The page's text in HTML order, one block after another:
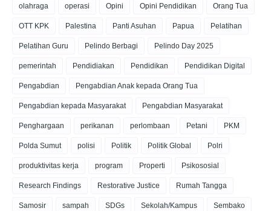
olahraga operasi Opini Opini Pendidikan Orang Tua
OTT KPK Palestina Panti Asuhan Papua Pelatihan
Pelatihan Guru Pelindo Berbagi Pelindo Day 2025
pemerintah Pendidiakan Pendidikan Pendidikan Digital
Pengabdian Pengabdian Anak kepada Orang Tua
Pengabdian kepada Masyarakat Pengabdian Masyarakat
Penghargaan perikanan perlombaan Petani PKM
Polda Sumut polisi Politik Politik Global Polri
produktivitas kerja program Properti Psikososial
Research Findings Restorative Justice Rumah Tangga
Samosir sampah SDGs Sekolah/Kampus Sembako